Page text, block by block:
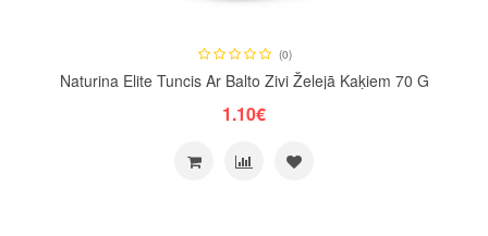
(0)
Naturina Elite Tuncis Ar Balto Zivi Želejā Kaķiem 70 G
1.10€